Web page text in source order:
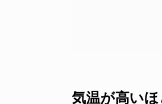
気温が高い